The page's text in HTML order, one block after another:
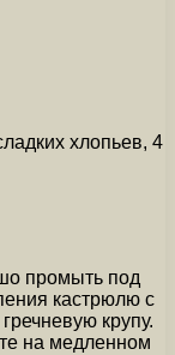
хлопьев, 4
промыть под
кастрюлю с
крупу.
на медленном